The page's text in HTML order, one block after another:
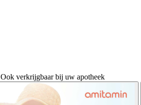
Ook verkrijgbaar bij uw apotheek